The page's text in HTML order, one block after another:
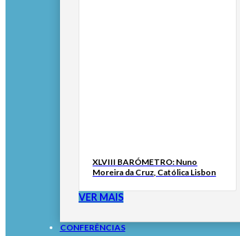
XLVIII BARÓMETRO: Nuno
Moreira da Cruz, Católica Lisbon
VER MAIS
CONFERÊNCIAS